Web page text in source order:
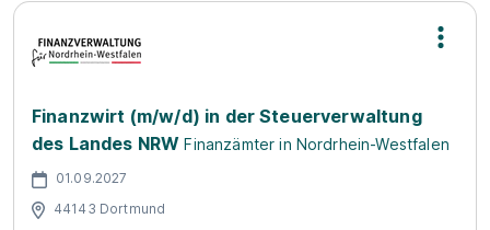
Finanzwirt (m/w/d) in der Steuerverwaltung
des Landes NRW Finanzämter in Nordrhein-Westfalen
01.09.2027
44143 Dortmund